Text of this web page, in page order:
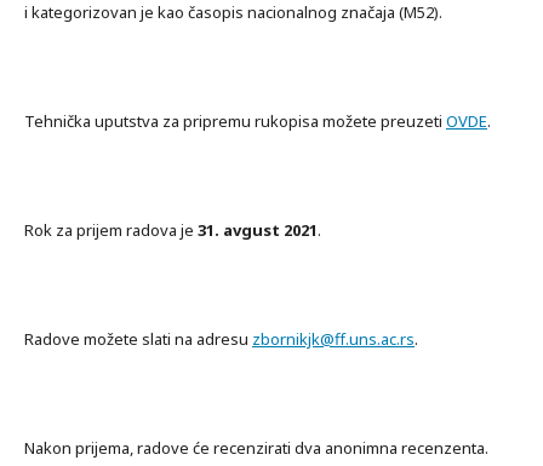
i kategorizovan je kao časopis nacionalnog značaja (M52).
Tehnička uputstva za pripremu rukopisa možete preuzeti OVDE.
Rok za prijem radova je 31. avgust 2021.
Radove možete slati na adresu zbornikjk@ff.uns.ac.rs.
Nakon prijema, radove će recenzirati dva anonimna recenzenta.